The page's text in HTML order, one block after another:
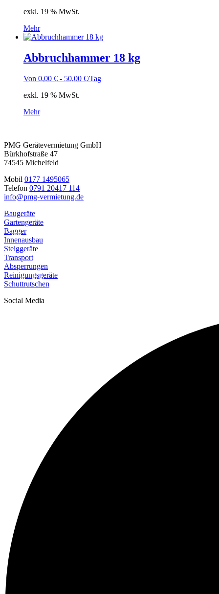
exkl. 19 % MwSt.
Mehr
Abbruchhammer 18 kg
Von 0,00 € - 50,00 €/Tag
exkl. 19 % MwSt.
Mehr
PMG Gerätevermietung GmbH
Bürkhofstraße 47
74545 Michelfeld
Mobil 0177 1495065
Telefon 0791 20417 114
info@pmg-vermietung.de
Baugeräte
Gartengeräte
Bagger
Innenausbau
Steiggeräte
Transport
Absperrungen
Reinigungsgeräte
Schuttrutschen
Social Media